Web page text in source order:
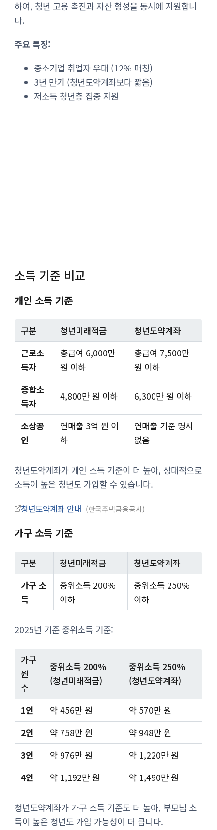
하여, 청년 고용 촉진과 자산 형성을 동시에 지원합니
다.
주요 특징:
중소기업 취업자 우대 (12% 매칭)
3년 만기 (청년도약계좌보다 짧음)
저소득 청년층 집중 지원
소득 기준 비교
개인 소득 기준
구분 청년미래적금
청년도약계좌
근로소
득자
총급여 6,000만
원 이하
총급여 7,500만
원 이하
종합소
득자
4,800만 원 이하 6,300만 원 이하
소상공
인
연매출 3억 원 이
하
연매출 기준 명시
없음
청년도약계좌가 개인 소득 기준이 더 높아, 상대적으로
소득이 높은 청년도 가입할 수 있습니다.
청년도약계좌 안내 한국주택금융공사
가구 소득 기준
구분 청년미래적금
청년도약계좌
가구 소
득
중위소득 200%
이하
중위소득 250%
이하
2025년 기준 중위소득 기준:
가구
원
수
중위소득 200%
(청년미래적금)
중위소득 250%
(청년도약계좌)
1인 약 456만 원
약 570만 원
2인
약 758만 원
약 948만 원
3인
약 976만 원
약 1,220만 원
4인
약 1,192만 원 약 1,490만 원
청년도약계좌가 가구 소득 기준도 더 높아, 부모님 소
득이 높은 청년도 가입 가능성이 더 큽니다.